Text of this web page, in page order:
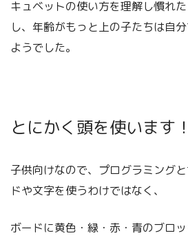
キュベットの使い方を理解し慣れ
し、年齢がもっと上の子たちは自
ようでした。
とにかく頭を使います
子供向けなので、プログラミング
ドや文字を使うわけではなく、
ボードに黄色・緑・赤・青のブロ